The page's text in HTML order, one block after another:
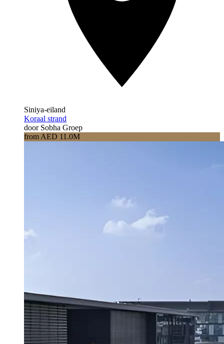
Siniya-eiland
Koraal strand
door Sobha Groep
from AED 11.0M